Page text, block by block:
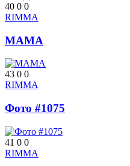
40 0 0
RIMMA
МАМА
43 0 0
RIMMA
Фото #1075
41 0 0
RIMMA